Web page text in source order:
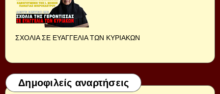
ΣΧΟΛΙΑ ΣΕ ΕΥΑΓΓΕΛΙΑ ΤΩΝ ΚΥΡΙΑΚΩΝ
Δημοφιλείς αναρτήσεις